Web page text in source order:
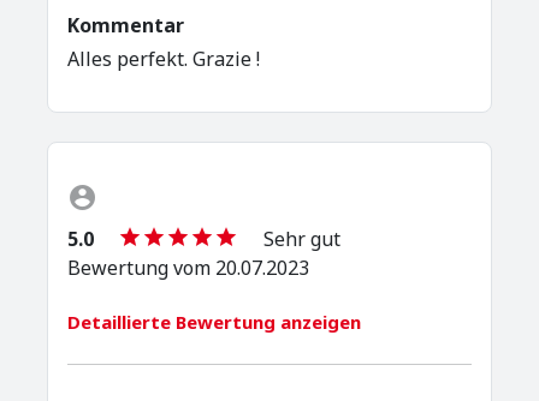
Kommentar
Alles perfekt. Grazie !
5.0
Sehr gut
Bewertung vom 20.07.2023
Detaillierte Bewertung anzeigen